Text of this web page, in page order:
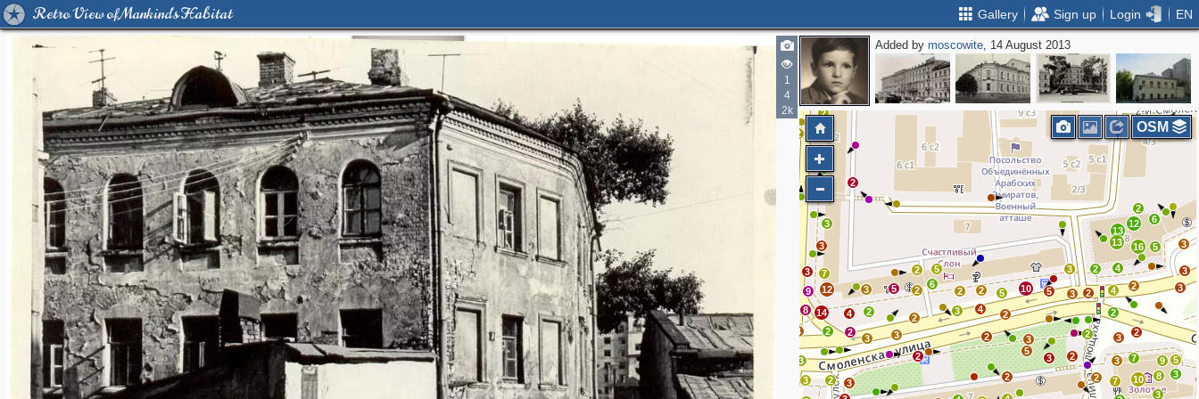
Retro View of Mankind's Habitat Gallery Sign up Login EN
1
4
2k
Added bymoscowite, 14 August 2013
2
3
2 3 2
7
2
3
10
3
8
9
7
3
2
5
3
5
2
2
4
3
2
5
2
10
2
5
2
3
5 2
6
2
3
3
3
2
3
4 2
14
12
4
2
2
7
3
9
8
3
3
2
4
13
13
12
16
5
4
4
2
3
3
2
2
2
2
5
3
3
3
6
2
2
2
2
3
OSM